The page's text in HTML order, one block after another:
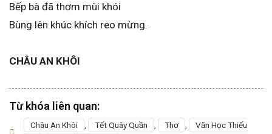
Bếp bà đã thơm mùi khói
Bùng lên khúc khích reo mừng.
CHÂU AN KHÔI
Từ khóa liên quan:
Châu An Khôi Tết Quây Quần Thơ
Văn Học Thiếu